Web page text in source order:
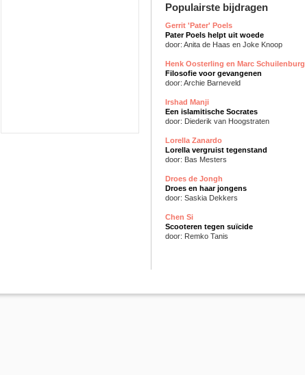
Populairste bijdragen
Gerrit 'Pater' Poels
Pater Poels helpt uit woede
door: Anita de Haas en Joke Knoop
Henk Oosterling en Marc Schuilenburg
Filosofie voor gevangenen
door: Archie Barneveld
Irshad Manji
Een islamitische Socrates
door: Diederik van Hoogstraten
Lorella Zanardo
Lorella vergruist tegenstand
door: Bas Mesters
Droes de Jongh
Droes en haar jongens
door: Saskia Dekkers
Chen Si
Scooteren tegen suïcide
door: Remko Tanis